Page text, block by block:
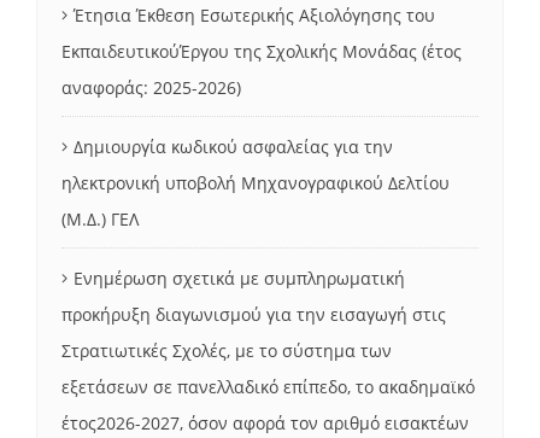
Έτησια Έκθεση Εσωτερικής Αξιολόγησης του
ΕκπαιδευτικούΈργου της Σχολικής Μονάδας (έτος
αναφοράς: 2025-2026)
Δημιουργία κωδικού ασφαλείας για την
ηλεκτρονική υποβολή Μηχανογραφικού Δελτίου
(Μ.Δ.) ΓΕΛ
Ενημέρωση σχετικά με συμπληρωματική
προκήρυξη διαγωνισμού για την εισαγωγή στις
Στρατιωτικές Σχολές, με το σύστημα των
εξετάσεων σε πανελλαδικό επίπεδο, το ακαδημαϊκό
έτος2026-2027, όσον αφορά τον αριθμό εισακτέων